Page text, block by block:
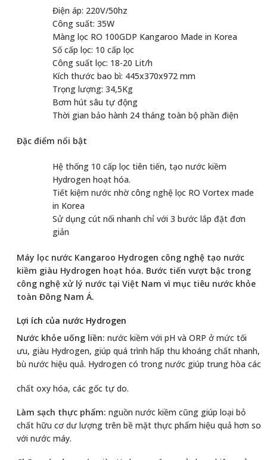
Điện áp: 220V/50hz
Công suất: 35W
Màng lọc RO 100GDP Kangaroo Made in Korea
Số cấp lọc: 10 cấp lọc
Công suất lọc: 18-20 Lit/h
Kích thước bao bì: 445x370x972 mm
Trọng lượng: 34,5Kg
Bơm hút sâu tự động
Thời gian bảo hành 24 tháng toàn bộ phần điện
Đặc điểm nổi bật
Hệ thống 10 cấp lọc tiên tiến, tạo nước kiềm
Hydrogen hoạt hóa.
Tiết kiệm nước nhờ công nghệ lọc RO Vortex made
in Korea
Sử dụng cút nối nhanh chỉ với 3 bước lắp đặt đơn
giản
Máy lọc nước Kangaroo Hydrogen công nghệ tạo nước
kiềm giàu Hydrogen hoạt hóa. Bước tiến vượt bậc trong
công nghệ xử lý nước tại Việt Nam vì mục tiêu nước khỏe
toàn Đông Nam Á.
Lợi ích của nước Hydrogen
Nước khỏe uống liền: nước kiềm với pH và ORP ở mức tối
ưu, giàu Hydrogen, giúp quá trình hấp thu khoáng chất nhanh,
bù nước hiệu quả. Hydrogen có trong nước giúp trung hòa các
chất oxy hóa, các gốc tự do.
Làm sạch thực phẩm: nguồn nước kiềm cũng giúp loại bỏ
chất hữu cơ dư lượng trên bề mặt thực phẩm hiệu quả hơn so
với nước máy.